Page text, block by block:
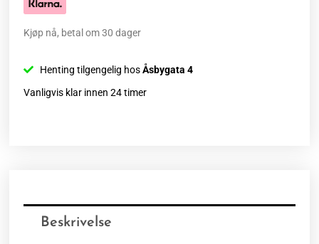
Kjøp nå, betal om 30 dager
Henting tilgengelig hosÅsbygata 4
Vanligvis klar innen 24 timer
Beskrivelse